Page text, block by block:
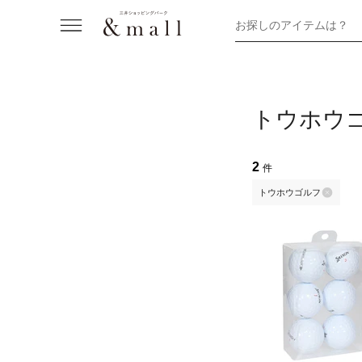
お探しのアイテムは？
トウホウ
2 件
トウホウゴルフ